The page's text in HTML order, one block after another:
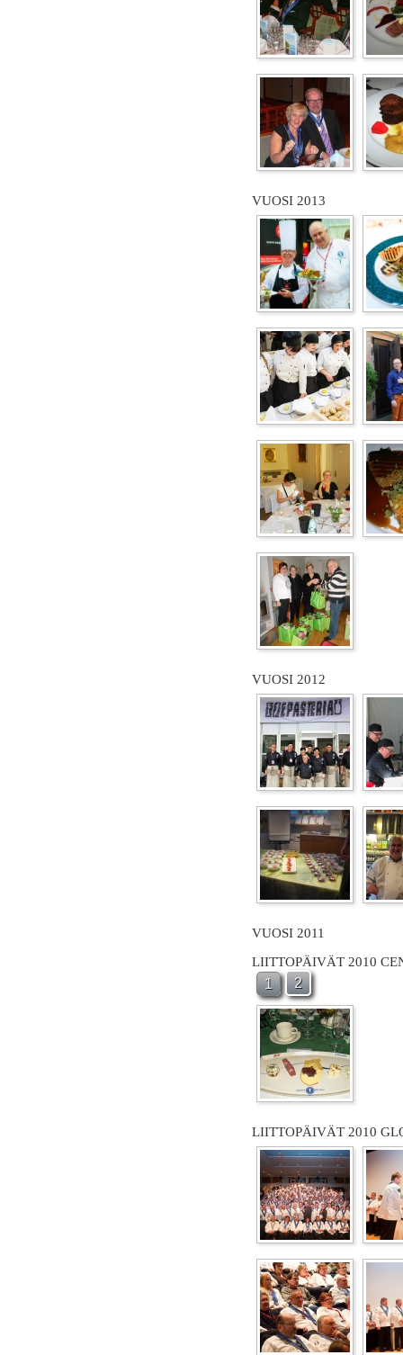
VUOSI 2013
VUOSI 2012
VUOSI 2011
LIITTOPÄIVÄT 2010
1 2
LIITTOPÄIVÄT 2010